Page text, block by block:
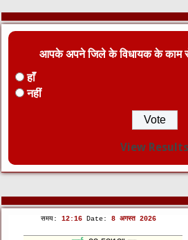
आपके अपने जिले के विधायक के काम
हाँ
नहीं
View Results